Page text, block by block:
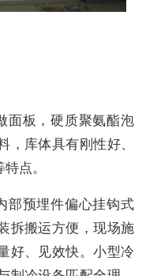
面板，硬质聚氨酯泡
库体具有刚性好、
点。
部预埋件偏心挂钩式
拆搬运方便，现场施
好、见效快。小型冷